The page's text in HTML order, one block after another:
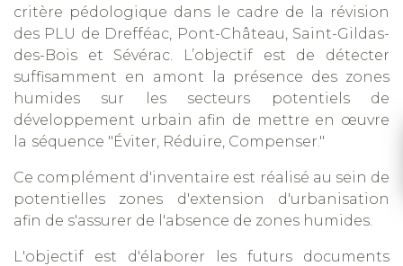
critère pédologique dans le cadre de la révision
des PLU de Drefféac, Pont-Château, Saint-Gildas-
des-Bois et Sévérac. L’objectif est de détecter
suffisamment en amont la présence des zones
humides sur les secteurs potentiels de
développement urbain afin de mettre en œuvre
la séquence "Éviter, Réduire, Compenser."
Ce complément d'inventaire est réalisé au sein de
potentielles zones d'extension d'urbanisation
afin de s'assurer de l'absence de zones humides.
L'objectif est d'élaborer les futurs documents